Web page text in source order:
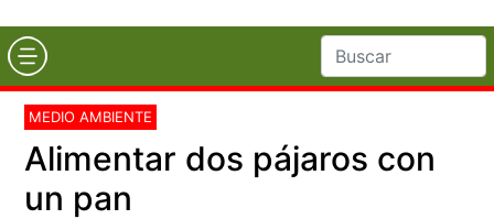
MEDIO AMBIENTE
Alimentar dos pájaros con
un pan